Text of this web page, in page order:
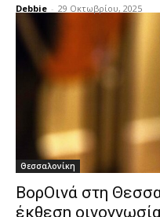
Debbie - 29 Οκτωβρίου, 2025
Θεσσαλονίκη
ΒορΟινά στη
έκθεση